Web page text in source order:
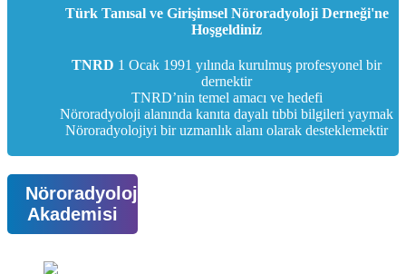
Türk Tanısal ve Girişimsel Nöroradyoloji Derneği'ne
Hoşgeldiniz
TNRD 1 Ocak 1991 yılında kurulmuş profesyonel bir
dernektir
TNRD’nin temel amacı ve hedefi
Nöroradyoloji alanında kanıta dayalı tıbbi bilgileri yaymak
Nöroradyolojiyi bir uzmanlık alanı olarak desteklemektir
Nöroradyoloji
Akademisi